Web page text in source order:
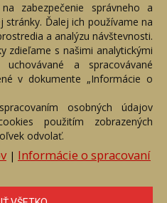
republika
Objednávka dražby
Online Aukcia
s.r.o. © 2007 - 2026
a textových súčastí tejto stránky je
jej vlastníka. Všetky práva sú
zabezpečenie správneho a
Ďalej ich používame na
a analýzu návštevnosti.
zdieľame s našimi analytickými
a spracovávané
v dokumente „Informácie o
osobných údajov
použitím zobrazených
odvolať.
| Informácie o spracovaní